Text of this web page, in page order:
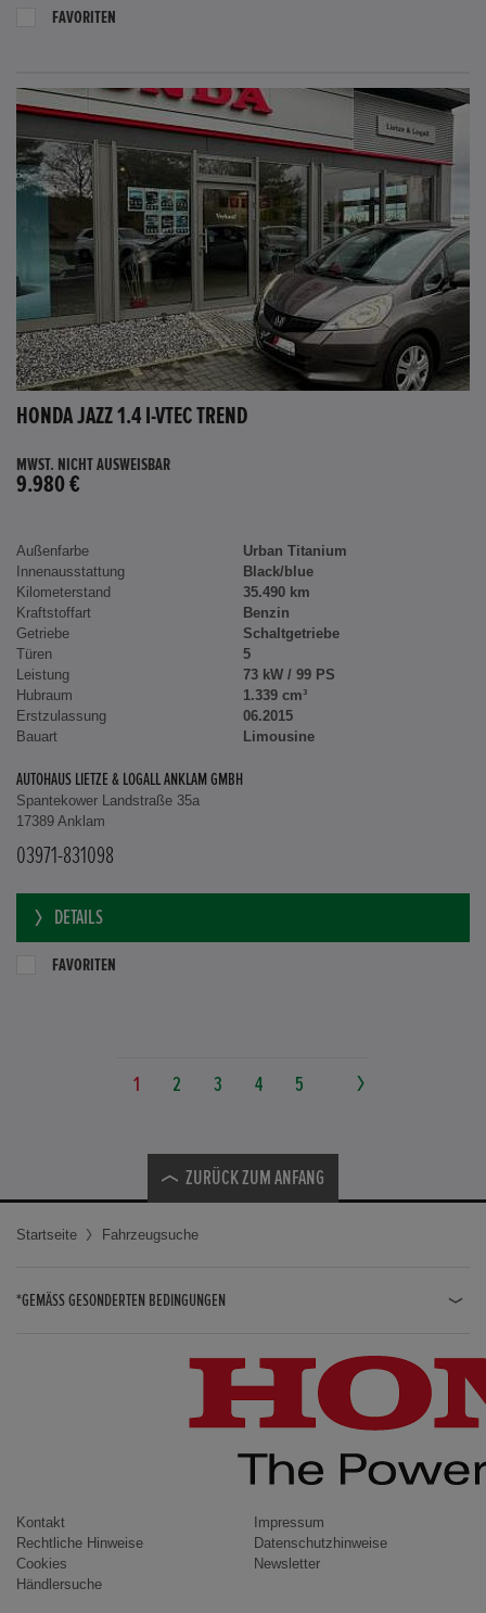
FAVORITEN
HONDA JAZZ 1.4 I-VTEC TREND
MWST. NICHT AUSWEISBAR
9.980 €
Außenfarbe
Urban Titanium
Innenausstattung
Black/blue
Kilometerstand
35.490 km
Kraftstoffart
Benzin
Getriebe
Schaltgetriebe
Türen
5
Leistung
73 kW / 99 PS
Hubraum
1.339 cm³
Erstzulassung
06.2015
Bauart
Limousine
AUTOHAUS LIETZE & LOGALL ANKLAM GMBH
Spantekower Landstraße 35a
17389 Anklam
03971-831098
DETAILS
FAVORITEN
1 2 3 4 5
ZURÜCK ZUM ANFANG
Startseite Fahrzeugsuche
*GEMÄSS GESONDERTEN BEDINGUNGEN
CIVIC / CIVIC LIMOUSINE
INSIGHT
ACCORD
Kontakt
Impressum
Rechtliche Hinweise
Datenschutzhinweise
Cookies
Newsletter
Händlersuche